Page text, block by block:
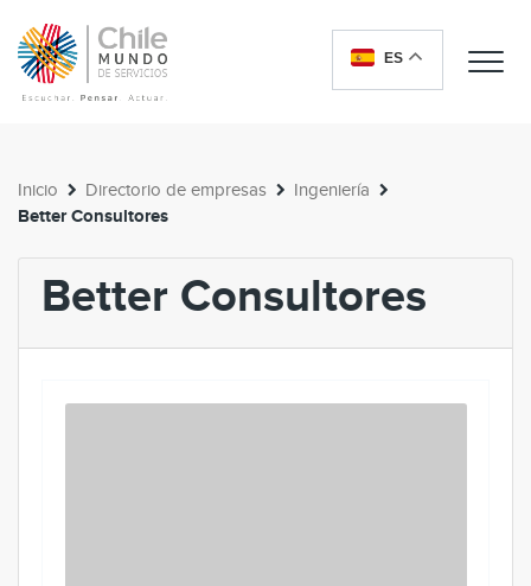
ES
Inicio Directorio de empresas Ingeniería
Better Consultores
Better Consultores